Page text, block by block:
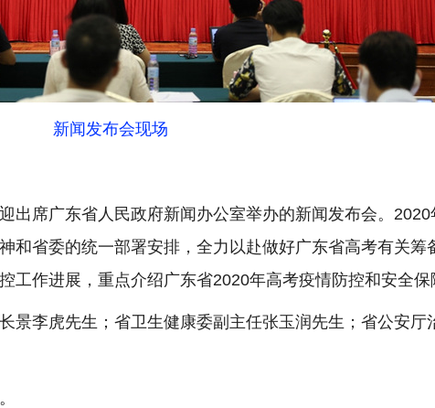
新闻发布会现场
席广东省人民政府新闻办公室举办的新闻发布会。2020
和省委的统一部署安排，全力以赴做好广东省高考有关筹
作进展，重点介绍广东省2020年高考疫情防控和安全保
李虎先生；省卫生健康委副主任张玉润先生；省公安厅